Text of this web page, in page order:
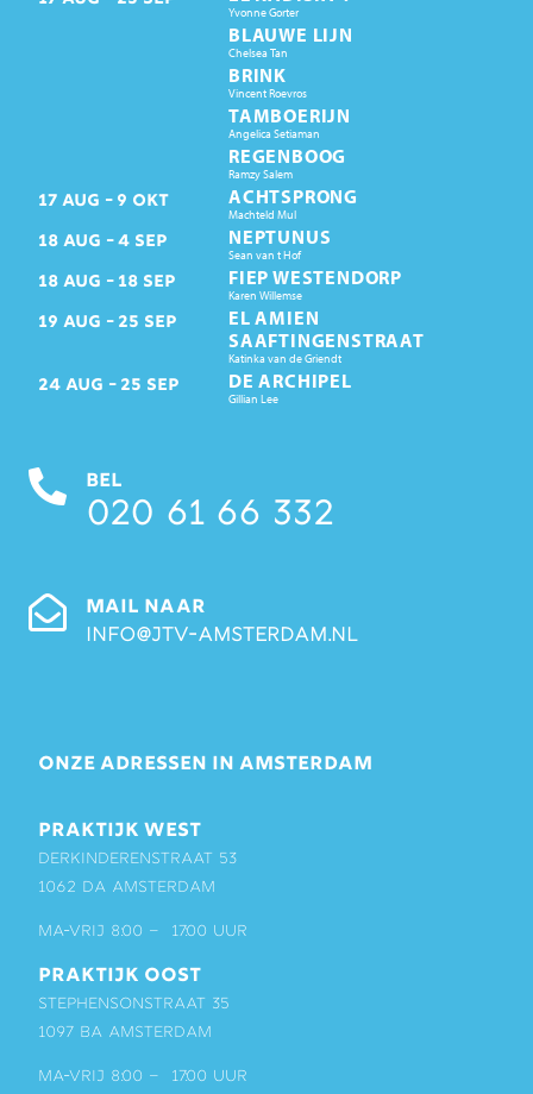
Yvonne Gorter
BLAUWE LIJN
Chelsea Tan
BRINK
Vincent Roevros
TAMBOERIJN
Angelica Setiaman
REGENBOOG
Ramzy Salem
17 AUG 9 OKT ACHTSPRONG
Machteld Mul
18 AUG 4 SEP NEPTUNUS
Sean van t Hof
18 AUG 18 SEP FIEP WESTENDORP
Karen Willemse
19 AUG 25 SEP
EL AMIEN
SAAFTINGENSTRAAT
Katinka van de Griendt
24 AUG 25 SEP DE ARCHIPEL
Gillian Lee
BEL
020 61 66 332
MAIL NAAR
info@jtv-amsterdam.nl
ONZE ADRESSEN IN AMSTERDAM
PRAKTIJK WEST
Derkinderenstraat 53
1062 DA Amsterdam
ma-vrij 8:00 – 17:00 uur
PRAKTIJK OOST
Stephensonstraat 35
1097 BA Amsterdam
ma-vrij 8:00 – 17:00 uur